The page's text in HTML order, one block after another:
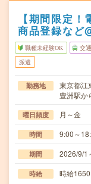
【期間限定
商品登録など
職種未経験OK 交
派遣
勤務地
東京都江
豊洲駅か
曜日頻度 月～金
時間 9:00～
期間 2026/9/
時給 時給